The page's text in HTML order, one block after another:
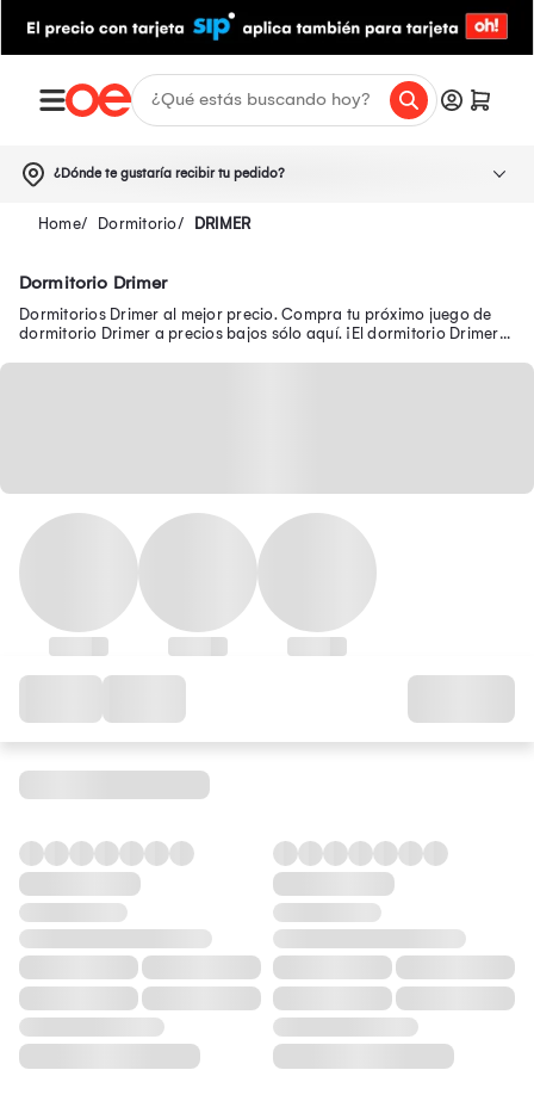
¿Dónde te gustaría recibir tu pedido?
Dormitorio DRIMER
Dormitorio Drimer
Dormitorios Drimer al mejor precio. Compra tu próximo juego de
dormitorio Drimer a precios bajos sólo aquí. ¡El dormitorio Drimer